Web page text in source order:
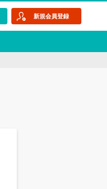
新規会員登録